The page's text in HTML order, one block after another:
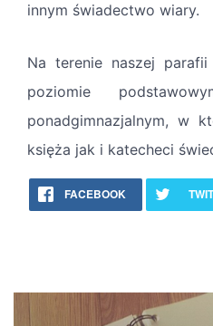
innym świadectwo wiary.
Na terenie naszej parafii
poziomie
ponadgimnazjalnym, w
księża jak i katecheci
FACEBOOK